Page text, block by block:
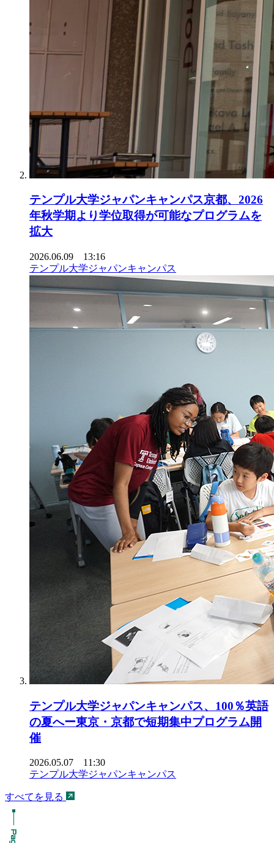
テンプル大学ジャパンキャンパス京都、2026
年秋学期より学位取得が可能なプログラムを
拡大
2026.06.09 13:16
テンプル大学ジャパンキャンパス
テンプル大学ジャパンキャンパス、100％英語
の夏へー東京・京都で短期集中プログラム開
催
2026.05.07 11:30
テンプル大学ジャパンキャンパス
すべてを見る